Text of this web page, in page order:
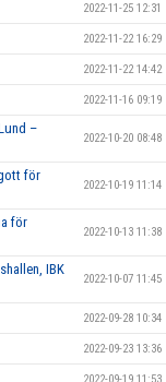
2022-11-25 12:31
2022-11-22 16:29
2022-11-22 14:42
2022-11-16 09:19
–
2022-10-20 08:48
för
2022-10-19 11:14
för
2022-10-13 11:38
IBK
2022-10-07 11:45
2022-09-28 10:34
2022-09-23 13:36